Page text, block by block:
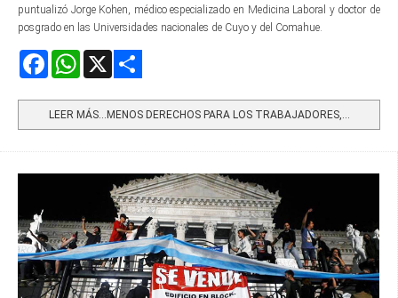
puntualizó Jorge Kohen, médico especializado en Medicina Laboral y doctor de
posgrado en las Universidades nacionales de Cuyo y del Comahue.
FacebookWhatsApp
LEER MÁS…MENOS DERECHOS PARA LOS TRABAJADORES,...